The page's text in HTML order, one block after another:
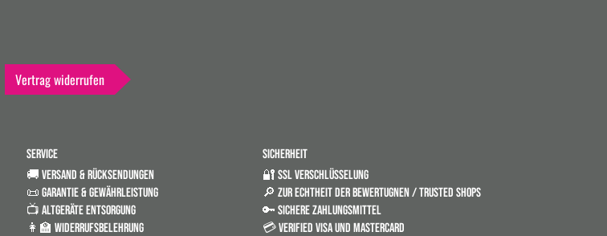
Vertrag widerrufen
SERVICE
🚚 VERSAND & RÜCKSENDUNGEN
📜 GARANTIE & GEWÄHRLEISTUNG
📺 ALTGERÄTE ENTSORGUNG
👩‍🏫 WIDERRUFSBELEHRUNG
SICHERHEIT
🔐 SSL VERSCHLÜSSELUNG
🔎 ZUR ECHTHEIT DER BEWERTUGNEN / TRUSTED SHOPS
🔑 SICHERE ZAHLUNGSMITTEL
💳 VERIFIED VISA UND MASTERCARD